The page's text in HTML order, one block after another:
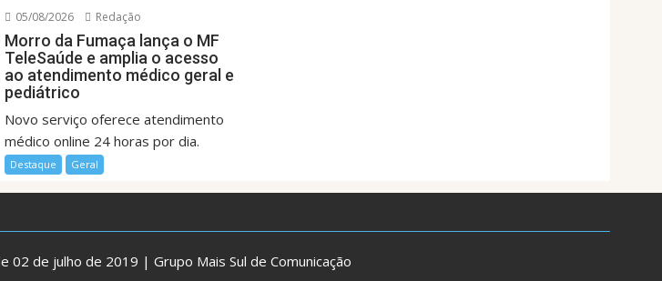
05/08/2026 Redação
Morro da Fumaça lança o MF
TeleSaúde e amplia o acesso
ao atendimento médico geral e
pediátrico
Novo serviço oferece atendimento
médico online 24 horas por dia.
Destaque Geral
02 de julho de 2019 | Grupo Mais Sul de Comunicação